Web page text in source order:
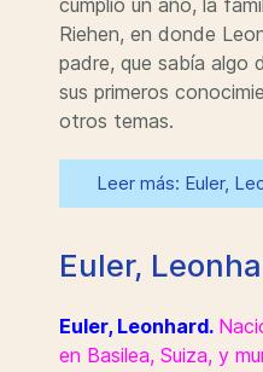
cumplió un año, la
Riehen, en donde
padre, que sabía algo
sus primeros
otros temas.
Leer más: Euler,
Euler,
Euler, Leonhard.
en Basilea, Suiza, y